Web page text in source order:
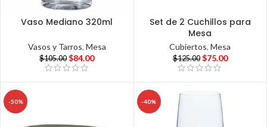
Vaso Mediano 320ml
Vasos y Tarros, Mesa
$105.00 $84.00
Set de 2 Cuchillos para
Mesa
Cubiertos,Mesa
$125.00 $75.00
-50% -40%